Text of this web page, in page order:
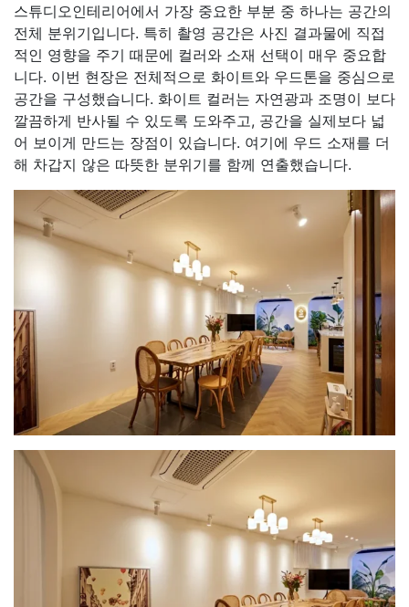
스튜디오인테리어에서 가장 중요한 부분 중 하나는 공간의
전체 분위기입니다. 특히 촬영 공간은 사진 결과물에 직접
적인 영향을 주기 때문에 컬러와 소재 선택이 매우 중요합
니다. 이번 현장은 전체적으로 화이트와 우드톤을 중심으로
공간을 구성했습니다. 화이트 컬러는 자연광과 조명이 보다
깔끔하게 반사될 수 있도록 도와주고, 공간을 실제보다 넓
어 보이게 만드는 장점이 있습니다. 여기에 우드 소재를 더
해 차갑지 않은 따뜻한 분위기를 함께 연출했습니다.